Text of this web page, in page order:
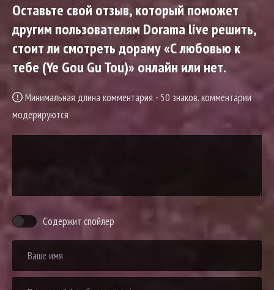
Оставьте свой отзыв, который поможет
другим пользователям Dorama live решить,
стоит ли смотреть дораму «С любовью к
тебе (Ye Gou Gu Tou)» онлайн или нет.
Минимальная длина комментария - 50 знаков. комментарии
модерируются
Содержит спойлер